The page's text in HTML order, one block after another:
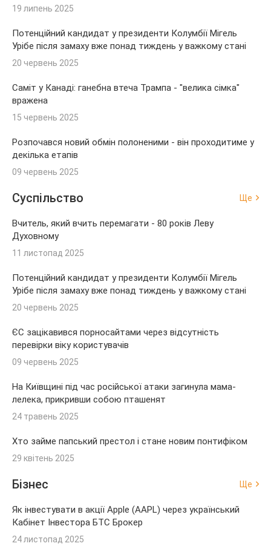
19 липень 2025
Потенційний кандидат у президенти Колумбії Мігель
Урібе після замаху вже понад тиждень у важкому стані
20 червень 2025
Саміт у Канаді: ганебна втеча Трампа - "велика сімка"
вражена
15 червень 2025
Розпочався новий обмін полоненими - він проходитиме у
декілька етапів
09 червень 2025
Суспільство Ще
Вчитель, який вчить перемагати - 80 років Леву
Духовному
11 листопад 2025
Потенційний кандидат у президенти Колумбії Мігель
Урібе після замаху вже понад тиждень у важкому стані
20 червень 2025
ЄС зацікавився порносайтами через відсутність
перевірки віку користувачів
09 червень 2025
На Київщині під час російської атаки загинула мама-
лелека, прикривши собою пташенят
24 травень 2025
Хто займе папський престол і стане новим понтифіком
29 квітень 2025
Бізнес Ще
Як інвестувати в акції Apple (AAPL) через український
Кабінет Інвестора БТС Брокер
24 листопад 2025